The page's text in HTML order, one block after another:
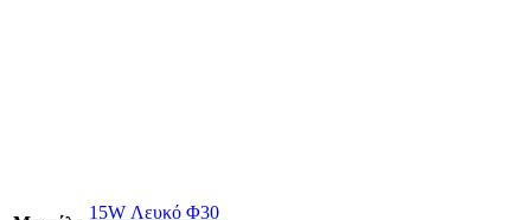
15W Λευκό Φ30